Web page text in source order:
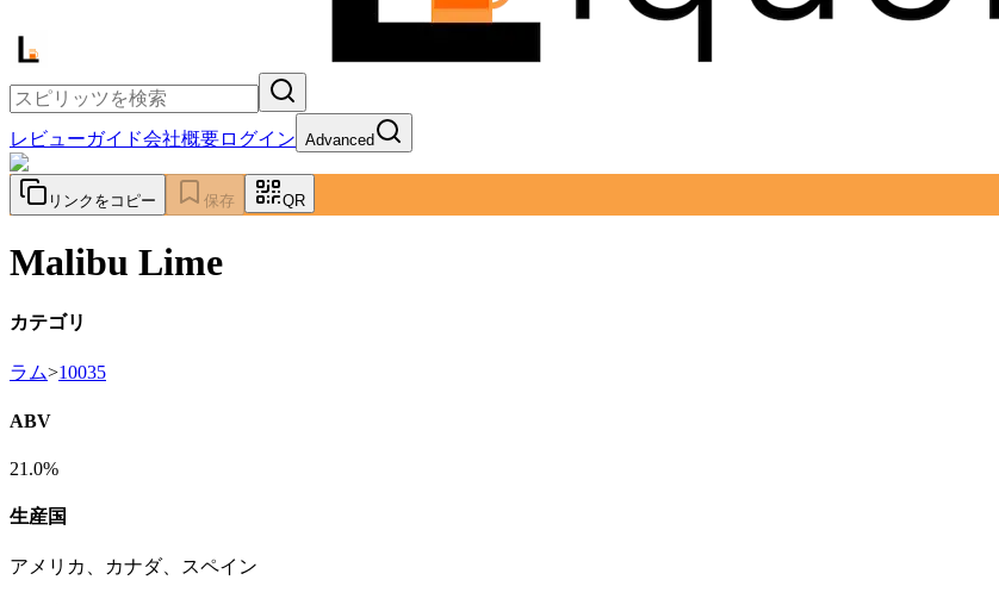
レビューガイド会社概要ログイン Advanced
リンクをコピー 保存 QR
Malibu Lime
カテゴリ
ラム>10035
ABV
21.0%
生産国
アメリカ、カナダ、スペイン